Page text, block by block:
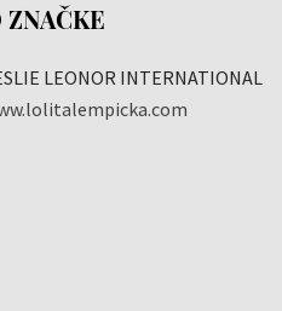
ZNAČKE
LEONOR INTERNATIONAL